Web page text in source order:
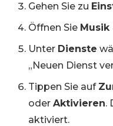
Gehen Sie zu
Öffnen Sie Musik
Unter Dienste
„Neuen Dienst
Tippen Sie auf
oder Aktivieren.
aktiviert.